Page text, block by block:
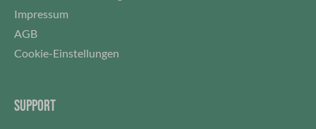
Impressum
AGB
Cookie-Einstellungen
SUPPORT